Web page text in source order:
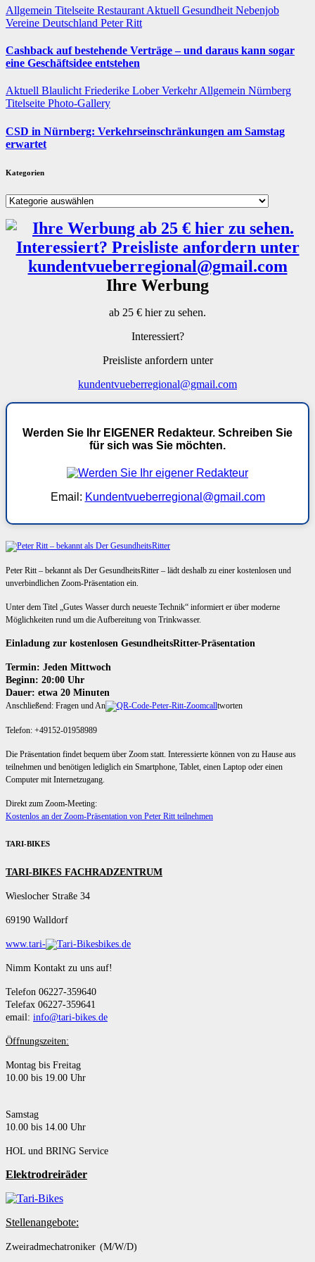
Allgemein Titelseite Restaurant Aktuell Gesundheit Nebenjob
Vereine Deutschland Peter Ritt
Cashback auf bestehende Verträge – und daraus kann sogar
eine Geschäftsidee entstehen
Aktuell BlaulichtFriederike LoberVerkehrAllgemein Nürnberg
Titelseite Photo-Gallery
CSD in Nürnberg: Verkehrseinschränkungen am Samstag
erwartet
Kategorien
Kategorien
Ihre Werbung
ab 25 € hier zu sehen.
Interessiert?
Preisliste anfordern unter
kundentvueberregional@gmail.com
Werden Sie Ihr EIGENER Redakteur. Schreiben Sie
für sich was Sie möchten.
Email: Kundentvueberregional@gmail.com
Peter Ritt – bekannt als Der GesundheitsRitter – lädt deshalb zu einer kostenlosen und
unverbindlichen Zoom-Präsentation ein.
Unter dem Titel „Gutes Wasser durch neueste Technik“ informiert er über moderne
Möglichkeiten rund um die Aufbereitung von Trinkwasser.
Einladung zur kostenlosen GesundheitsRitter-Präsentation
Termin: Jeden Mittwoch
Beginn: 20:00 Uhr
Dauer: etwa 20 Minuten
Anschließend: Fragen und An tworten
Telefon: +49152-01958989
Die Präsentation findet bequem über Zoom statt. Interessierte können von zu Hause aus
teilnehmen und benötigen lediglich ein Smartphone, Tablet, einen Laptop oder einen
Computer mit Internetzugang.
Direkt zum Zoom-Meeting:
Kostenlos an der Zoom-Präsentation von Peter Ritt teilnehmen
TARI-BIKES
TARI-BIKES FACHRADZENTRUM
Wieslocher Straße 34
69190 Walldorf
www.tari- bikes.de
Nimm Kontakt zu uns auf!
Telefon 06227-359640
Telefax 06227-359641
email: info@tari-bikes.de
Öffnungszeiten:
Montag bis Freitag
10.00 bis 19.00 Uhr
Samstag
10.00 bis 14.00 Uhr
HOL und BRING Service
Elektrodreiräder
Stellenangebote:
Zweiradmechatroniker (M/W/D)